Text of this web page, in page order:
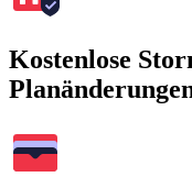
Kostenlose